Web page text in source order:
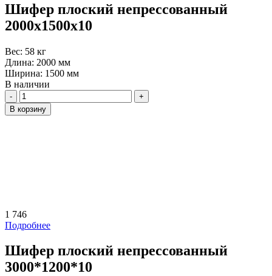
Шифер плоский непрессованный
2000х1500х10
Вес: 58 кг
Длина: 2000 мм
Ширина: 1500 мм
В наличии
Количество
В корзину
1 746
Подробнее
Шифер плоский непрессованный
3000*1200*10